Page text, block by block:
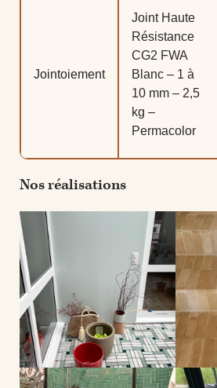
Jointoiement
Joint Haute
Résistance
CG2 FWA
Blanc – 1 à
10 mm – 2,5
kg –
Permacolor
Nos réalisations